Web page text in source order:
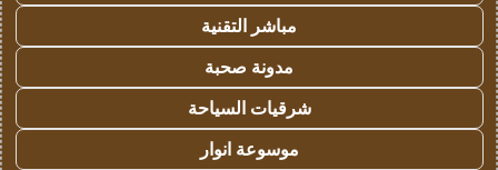
مباشر التقنية
مدونة صحبة
شرقيات السياحة
موسوعة انوار